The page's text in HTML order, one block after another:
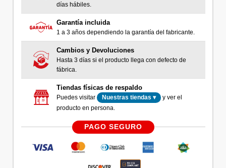
días hábiles.
Garantía incluida
1 a 3 años dependiendo la garantía del fabricante.
Cambios y Devoluciones
Hasta 3 días si el producto llega con defecto de
fábrica.
Tiendas físicas de respaldo
Puedes visitar Nuestras tiendas ▾
y ver el
producto en persona.
PAGO SEGURO